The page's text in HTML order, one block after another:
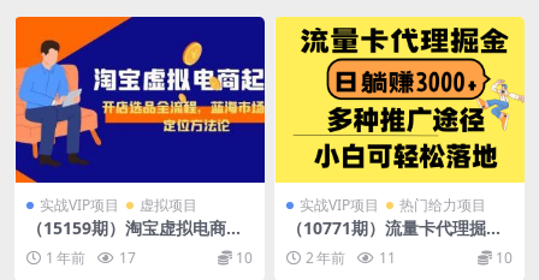
实战VIP项目 虚拟项目
（15159期）淘宝虚拟电商起
盘，开店选品全流程，蓝海市
场精准定位方法论
1 年前 17 10
实战VIP项目 热门给力项目
（10771期）流量卡代理掘
金，日躺赚3000+，首码平台
变现更暴力，多种推广途径，
2 年前 11 10